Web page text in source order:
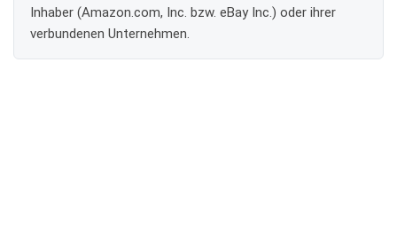
Inhaber (Amazon.com, Inc. bzw. eBay Inc.) oder ihrer
verbundenen Unternehmen.